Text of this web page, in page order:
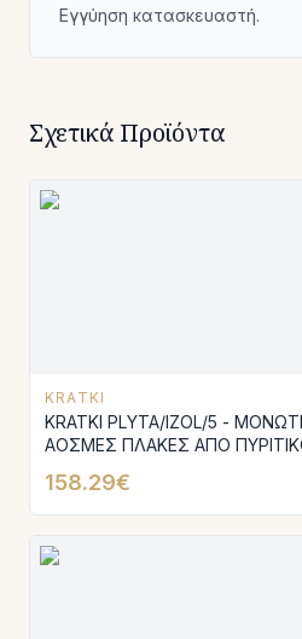
Εγγύηση κατασκευαστή.
Σχετικά Προϊόντα
KRATKI
KRATKI PLYTA/IZOL/5 -
ΑΟΣΜΕΣ ΠΛΑΚΕΣ ΑΠΟ
158.29€